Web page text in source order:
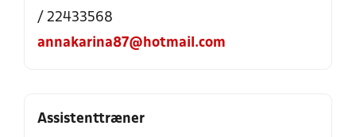
/ 22433568
annakarina87@hotmail.com
Assistenttræner